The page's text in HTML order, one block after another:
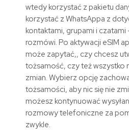
wtedy korzystać z pakietu
korzystać z WhatsAppa z
kontaktami, grupami i
rozmówi. Po aktywacji eSIM
może zapytać,, czy chcesz
tożsamość, czy też wszystko
zmian. Wybierz opcję
tożsamości, aby nic się nie
możesz kontynuować
rozmowy telefoniczne za
zwykle.